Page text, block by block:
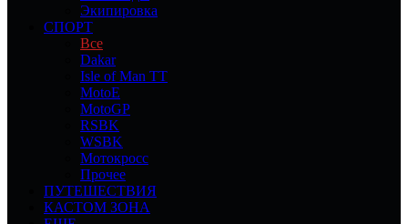
Экипировка
СПОРТ
Все
Dakar
Isle of Man TT
MotoE
MotoGP
RSBK
WSBK
Мотокросс
Прочее
ПУТЕШЕСТВИЯ
КАСТОМ ЗОНА